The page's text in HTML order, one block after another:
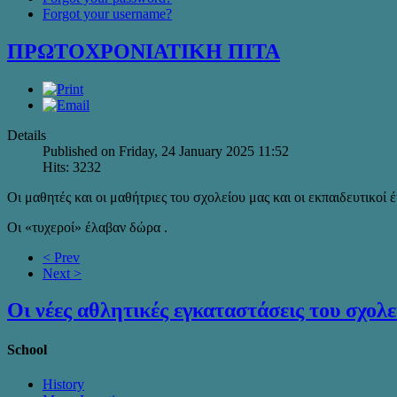
Forgot your username?
ΠΡΩΤΟΧΡΟΝΙΑΤΙΚΗ ΠΙΤΑ
Details
Published on Friday, 24 January 2025 11:52
Hits: 3232
Οι μαθητές και οι μαθήτριες του σχολείου μας και οι
Οι «τυχεροί» έλαβαν δώρα .
< Prev
Next >
Οι νέες αθλητικές εγκαταστάσεις του
School
History